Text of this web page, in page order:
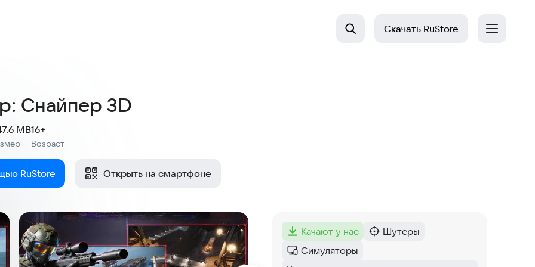
Скачать RuStore
Снайпер 3D
MB
Возраст
16+
RuStore Открыть на смартфоне
Метка :
качают у нас
Категория:
Шутеры
Категория:
Симуляторы